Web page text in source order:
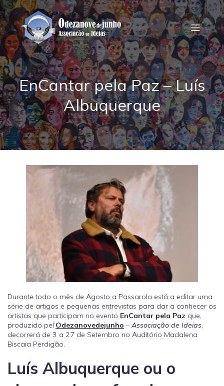
EnCantar pela Paz – Luís
Albuquerque
Durante todo o mês de Agosto a Passarola está a editar uma
série de artigos e pequenas entrevistas para dar a conhecer os
artistas que participam no evento EnCantar pela Paz que,
produzido pel’Odezanovedejunho –Associação de Ideias,
decorrerá de 3 a 27 de Setembro no Auditório Madalena
Biscaia Perdigão.
Luís Albuquerque ou o